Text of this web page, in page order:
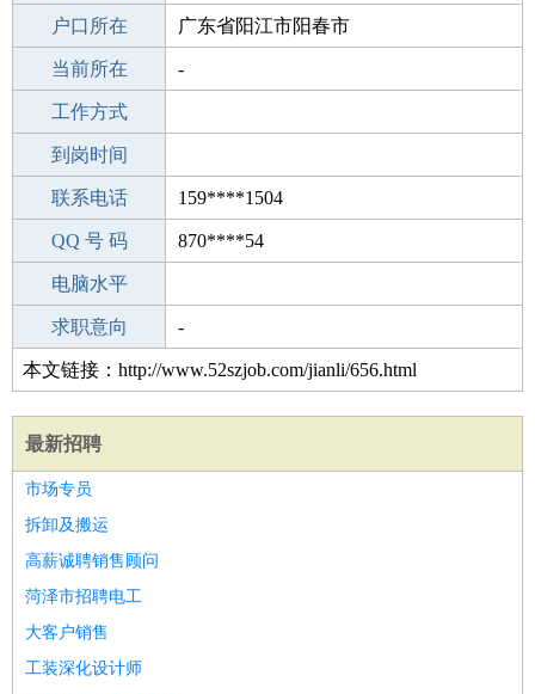
毕业学校 广西大学化学化工学院
户口所在 广东省阳江市阳春市
所学专业 -
当前所在 -
工作经验
工作方式
驾 照
到岗时间
期望月薪
联系电话 159****1504
手机号码 159****1504
QQ 号 码 870****54
微信号码
电脑水平
外语水平
求职意向 -
本文链接：http://www.52szjob.com/jianli/656.html
最新招聘
市场专员
拆卸及搬运
高薪诚聘销售顾问
菏泽市招聘电工
大客户销售
工装深化设计师